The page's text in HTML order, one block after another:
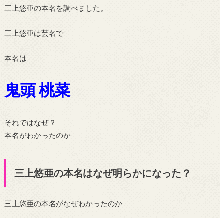
三上悠亜の本名を調べました。
三上悠亜は芸名で
本名は
鬼頭 桃菜
それではなぜ？
本名がわかったのか
三上悠亜の本名はなぜ明らかになった？
三上悠亜の本名がなぜわかったのか